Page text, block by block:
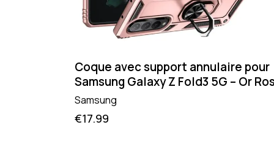
Coque avec support annulaire pour
Samsung Galaxy Z Fold3 5G – Or
Samsung
€17.99